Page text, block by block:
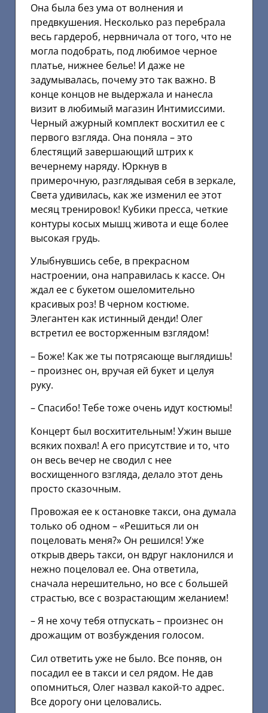
Она была без ума от волнения и
предвкушения. Несколько раз перебрала
весь гардероб, нервничала от того, что не
могла подобрать, под любимое черное
платье, нижнее белье! И даже не
задумывалась, почему это так важно. В
конце концов не выдержала и нанесла
визит в любимый магазин Интимиссими.
Черный ажурный комплект восхитил ее с
первого взгляда. Она поняла – это
блестящий завершающий штрих к
вечернему наряду. Юркнув в
примерочную, разглядывая себя в зеркале,
Света удивилась, как же изменил ее этот
месяц тренировок! Кубики пресса, четкие
контуры косых мышц живота и еще более
высокая грудь.
Улыбнувшись себе, в прекрасном
настроении, она направилась к кассе. Он
ждал ее с букетом ошеломительно
красивых роз! В черном костюме.
Элегантен как истинный денди! Олег
встретил ее восторженным взглядом!
– Боже! Как же ты потрясающе выглядишь!
– произнес он, вручая ей букет и целуя
руку.
– Спасибо! Тебе тоже очень идут костюмы!
Концерт был восхитительным! Ужин выше
всяких похвал! А его присутствие и то, что
он весь вечер не сводил с нее
восхищенного взгляда, делало этот день
просто сказочным.
Провожая ее к остановке такси, она думала
только об одном – «Решиться ли он
поцеловать меня?» Он решился! Уже
открыв дверь такси, он вдруг наклонился и
нежно поцеловал ее. Она ответила,
сначала нерешительно, но все с большей
страстью, все с возрастающим желанием!
– Я не хочу тебя отпускать – произнес он
дрожащим от возбуждения голосом.
Сил ответить уже не было. Все поняв, он
посадил ее в такси и сел рядом. Не дав
опомниться, Олег назвал какой-то адрес.
Все дорогу они целовались.